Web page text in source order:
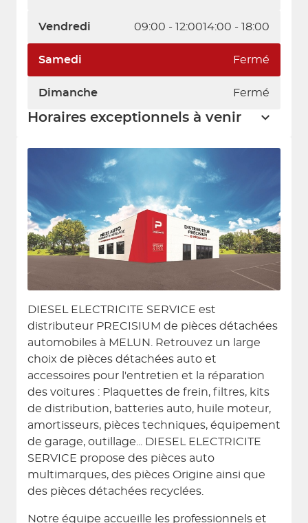
Vendredi 09:00 - 12:0014:00 - 18:00
Samedi Fermé
Dimanche Fermé
Horaires exceptionnels à venir
DIESEL ELECTRICITE SERVICE est
distributeur PRECISIUM de pièces détachées
automobiles à MELUN. Retrouvez un large
choix de pièces détachées auto et
accessoires pour l'entretien et la réparation
des voitures : Plaquettes de frein, filtres, kits
de distribution, batteries auto, huile moteur,
amortisseurs, pièces techniques, équipement
de garage, outillage... DIESEL ELECTRICITE
SERVICE propose des pièces auto
multimarques, des pièces Origine ainsi que
des pièces détachées recyclées.
Notre équipe accueille les professionnels et